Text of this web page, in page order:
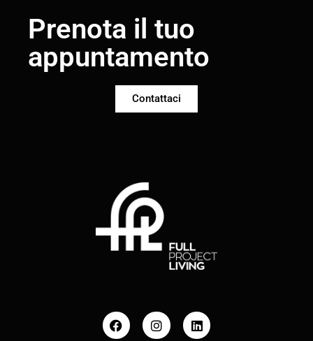
Prenota il tuo
appuntamento
Contattaci